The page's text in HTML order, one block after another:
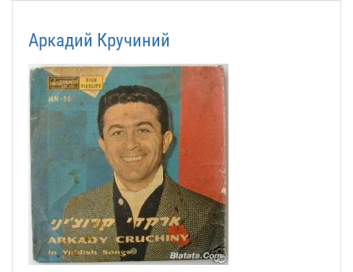
Аркадий Кручиний